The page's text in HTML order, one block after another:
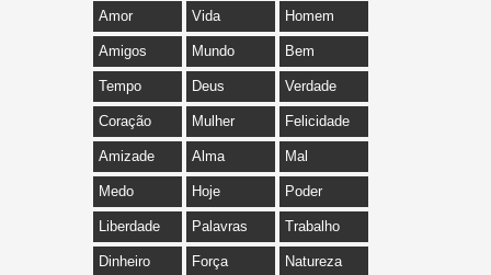
Amor Vida Homem
Amigos Mundo Bem
Tempo Deus Verdade
Coração Mulher Felicidade
Amizade Alma Mal
Medo Hoje Poder
Liberdade Palavras Trabalho
Dinheiro Força Natureza